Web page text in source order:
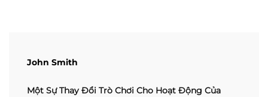
John Smith
Một Sự Thay Đổi Trò Chơi Cho Hoạt Động Của